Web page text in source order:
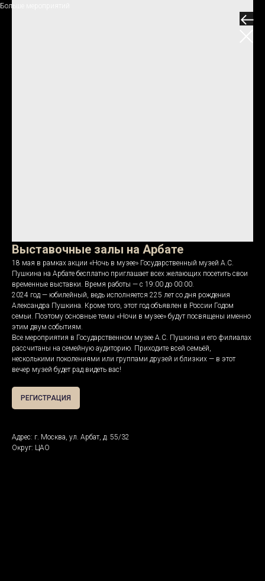
Больше мероприятий
Выставочные залы на Арбате
18 мая в рамках акции «Ночь в музее» Государственный музей А.С.
Пушкина на Арбате бесплатно приглашает всех желающих посетить свои
временные выставки. Время работы — с 19:00 до 00:00.
2024 год — юбилейный, ведь исполняется 225 лет со дня рождения
Александра Пушкина. Кроме того, этот год объявлен в России Годом
семьи. Поэтому основные темы «Ночи в музее» будут посвящены именно
этим двум событиям.
Все мероприятия в Государственном музее А.С. Пушкина и его филиалах
рассчитаны на семейную аудиторию. Приходите всей семьёй,
несколькими поколениями или группами друзей и близких — в этот
вечер музей будет рад видеть вас!
РЕГИСТРАЦИЯ
Адрес: г. Москва, ул. Арбат, д. 55/32
Округ: ЦАО